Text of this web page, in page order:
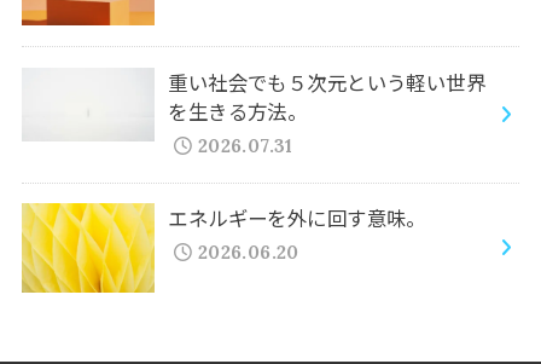
重い社会でも５次元という軽い世界
を生きる方法。
2026.07.31
エネルギーを外に回す意味。
2026.06.20